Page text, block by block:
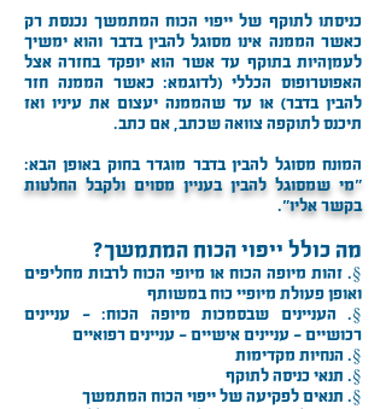
כניסתו לתוקף של ייפוי הכוח המתמשך נכנסת רק
כאשר הממנה אינו מסוגל להבין בדבר והוא ימשיך
לעמןהיות בתוקף עד אשר הוא יופקד בחזרה אצל
האפוטרופוס הכללי (לדוגמא: כאשר הממנה חזר
להבין בדבר) או עד שהממנה יעצום את עיניו ואז
תיכנס לתוקפה צוואה שכתב, אם כתב.
המונח מסוגל להבין בדבר מוגדר בחוק באופן הבא:
"מי שמסוגל להבין בעניין מסוים ולקבל החלטות
בקשר אליו".
מה כולל ייפוי הכוח המתמשך?
§. זהות מיופה הכוח או מיופי הכוח לרבות מחליפים
ואופן פעולת מיופיי כוח במשותף
§. העניינים שבסמכות מיופה הכוח: - עניינים
רכושיים - עניינים אישיים - עניינים רפואיים
§. הנחיות מקדימות
§. תנאי כניסה לתוקף
§. תנאים לפקיעה של ייפוי הכוח המתמשך